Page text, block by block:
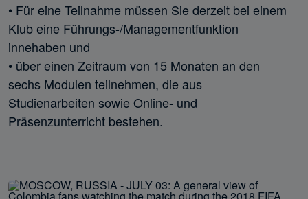
• Für eine Teilnahme müssen Sie derzeit bei einem
Klub eine Führungs-/Managementfunktion
innehaben und
• über einen Zeitraum von 15 Monaten an den
sechs Modulen teilnehmen, die aus
Studienarbeiten sowie Online- und
Präsenzunterricht bestehen.